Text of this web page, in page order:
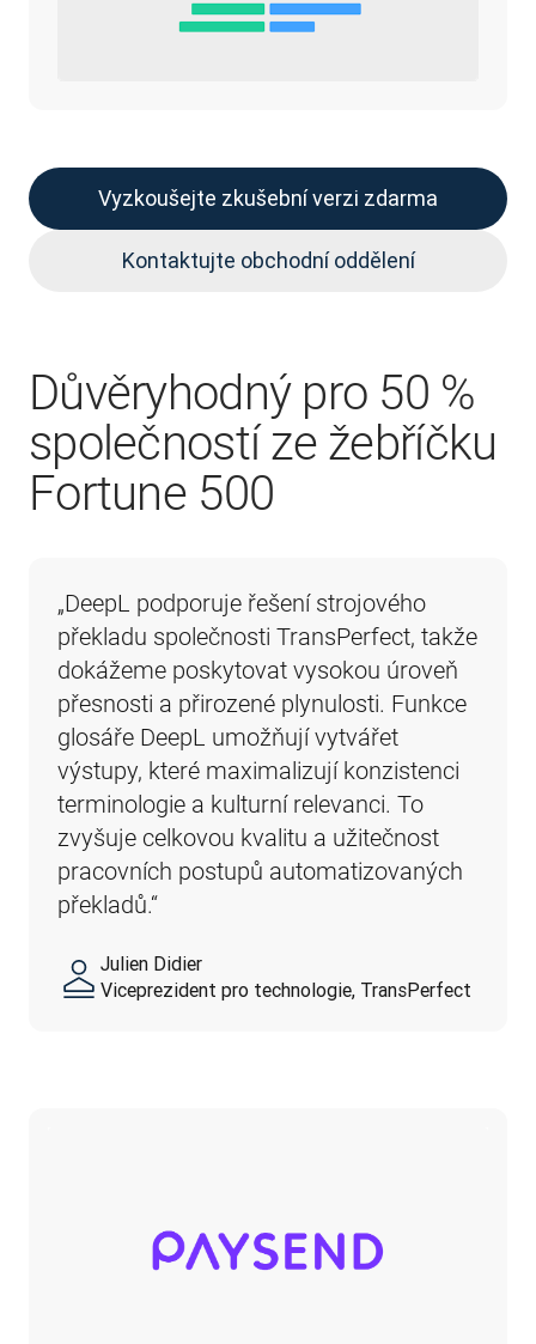
Vyzkoušejte zkušební verzi zdarma
Kontaktujte obchodní oddělení
Důvěryhodný pro 50 %
společností ze žebříčku
Fortune 500
„DeepL podporuje řešení strojového
překladu společnosti TransPerfect, takže
dokážeme poskytovat vysokou úroveň
přesnosti a přirozené plynulosti. Funkce
glosáře DeepL umožňují vytvářet
výstupy, které maximalizují konzistenci
terminologie a kulturní relevanci. To
zvyšuje celkovou kvalitu a užitečnost
pracovních postupů automatizovaných
překladů.“
Julien Didier
Viceprezident pro technologie, TransPerfect